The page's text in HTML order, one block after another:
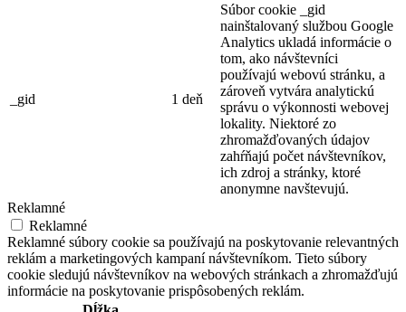
_gid 1 deň
Súbor cookie _gid
nainštalovaný službou Google
Analytics ukladá informácie o
tom, ako návštevníci
používajú webovú stránku, a
zároveň vytvára analytickú
správu o výkonnosti webovej
lokality. Niektoré zo
zhromažďovaných údajov
zahŕňajú počet návštevníkov,
ich zdroj a stránky, ktoré
anonymne navštevujú.
Reklamné
Reklamné
Reklamné súbory cookie sa používajú na poskytovanie relevantných
reklám a marketingových kampaní návštevníkom. Tieto súbory
cookie sledujú návštevníkov na webových stránkach a zhromažďujú
informácie na poskytovanie prispôsobených reklám.